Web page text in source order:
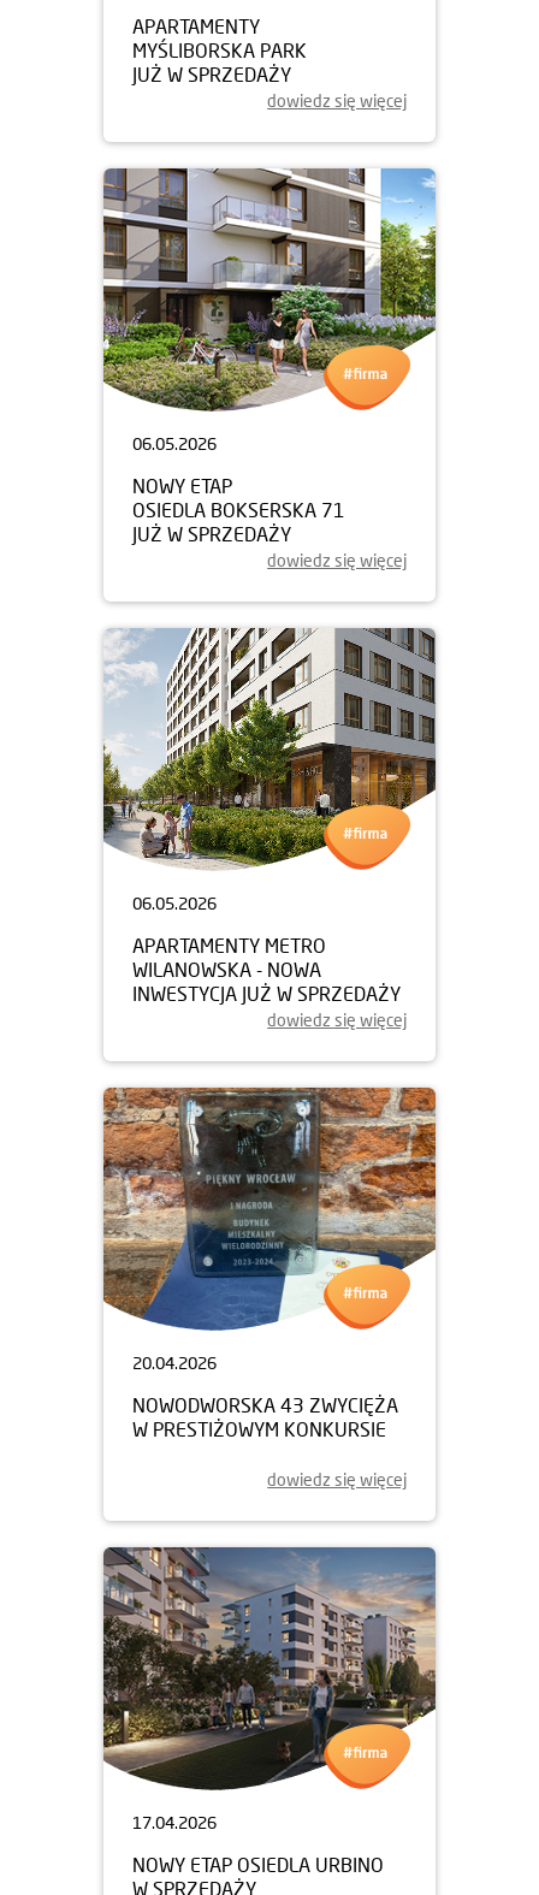
APARTAMENTY
MYŚLIBORSKA PARK
JUŻ W SPRZEDAŻY
dowiedz się więcej
06.05.2026
NOWY ETAP
OSIEDLA BOKSERSKA 71
JUŻ W SPRZEDAŻY
dowiedz się więcej
06.05.2026
APARTAMENTY METRO
WILANOWSKA - NOWA
INWESTYCJA JUŻ W SPRZEDAŻY
dowiedz się więcej
20.04.2026
NOWODWORSKA 43 ZWYCIĘŻA
W PRESTIŻOWYM KONKURSIE
dowiedz się więcej
17.04.2026
NOWY ETAP OSIEDLA URBINO
W SPRZEDAŻY